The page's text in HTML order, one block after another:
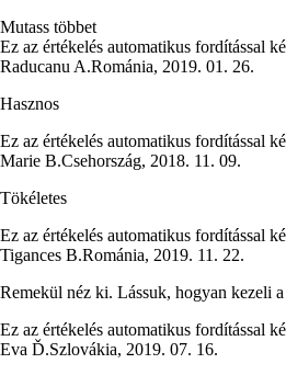
Mutass többet
Ez az értékelés automatikus fordítással
Raducanu A.Románia, 2019. 01. 26.
Hasznos
Ez az értékelés automatikus fordítással
Marie B.Csehország, 2018. 11. 09.
Tökéletes
Ez az értékelés automatikus fordítással
Tigances B.Románia, 2019. 11. 22.
Remekül néz ki. Lássuk, hogyan kezeli
Ez az értékelés automatikus fordítással
Eva Ď.Szlovákia, 2019. 07. 16.